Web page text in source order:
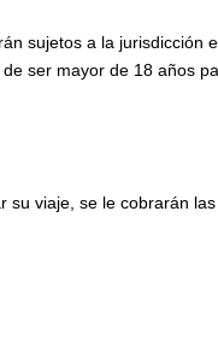
sujetos a la
ser mayor de 18 años
viaje, se le cobrarán